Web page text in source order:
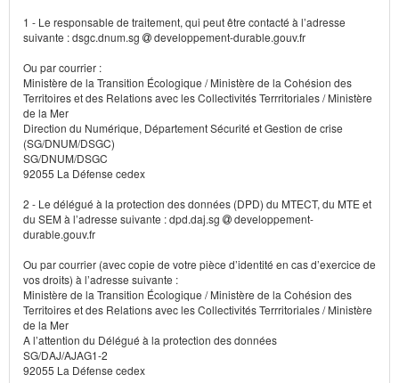
1 - Le responsable de traitement, qui peut être contacté à l’adresse
suivante : dsgc.dnum.sg
developpement-durable.gouv.fr
Ou par courrier :
Ministère de la Transition Écologique / Ministère de la Cohésion des
Territoires et des Relations avec les Collectivités Terrritoriales / Ministère
de la Mer
Direction du Numérique, Département Sécurité et Gestion de crise
(SG/DNUM/DSGC)
SG/DNUM/DSGC
92055 La Défense cedex
2 - Le délégué à la protection des données (DPD) du MTECT, du MTE et
du SEM à l’adresse suivante : dpd.daj.sg
developpement-
durable.gouv.fr
Ou par courrier (avec copie de votre pièce d’identité en cas d’exercice de
vos droits) à l’adresse suivante :
Ministère de la Transition Écologique / Ministère de la Cohésion des
Territoires et des Relations avec les Collectivités Terrritoriales / Ministère
de la Mer
A l’attention du Délégué à la protection des données
SG/DAJ/AJAG1-2
92055 La Défense cedex